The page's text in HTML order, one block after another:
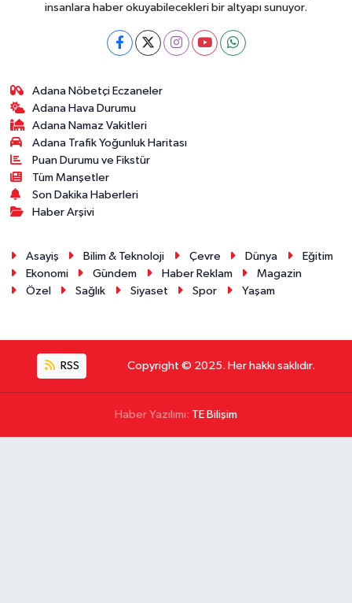
insanlara haber okuyabilecekleri bir altyapı sunuyor.
Adana Nöbetçi Eczaneler
Adana Hava Durumu
Adana Namaz Vakitleri
Adana Trafik Yoğunluk Haritası
Puan Durumu ve Fikstür
Tüm Manşetler
Son Dakika Haberleri
Haber Arşivi
Asayiş Bilim & Teknoloji Çevre Dünya
Eğitim
Ekonomi
Gündem Haber Reklam
Magazin
Özel
Sağlık Siyaset Spor Yaşam
RSS Copyright © 2025. Her hakkı saklıdır.
Haber Yazılımı: TE Bilişim